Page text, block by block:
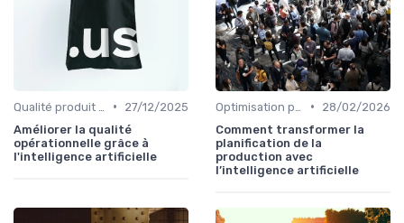
•
27/12/2025
Améliorer la qualité
opérationnelle grâce à
l'intelligence artificielle
•
28/02/2026
Comment transformer la
planification de la
production avec
l’intelligence artificielle